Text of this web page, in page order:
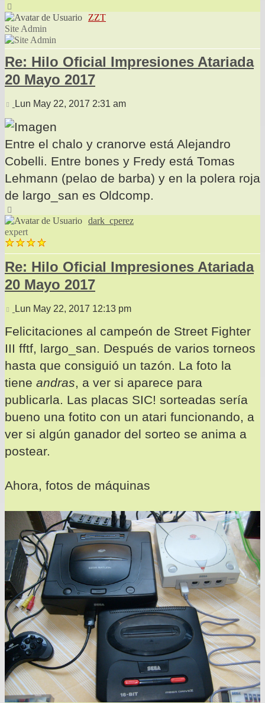
ZZT
Site Admin
Re: Hilo Oficial Impresiones Atariada
20 Mayo 2017
Mensaje
Lun May 22, 2017 2:31 am
Entre el chalo y cranorve está Alejandro
Cobelli. Entre bones y Fredy está Tomas
Lehmann (pelao de barba) y en la polera roja
de largo_san es Oldcomp.
dark_cperez
expert
Re: Hilo Oficial Impresiones Atariada
20 Mayo 2017
Mensaje
Lun May 22, 2017 12:13 pm
Felicitaciones al campeón de Street Fighter
III fftf, largo_san. Después de varios torneos
hasta que consiguió un tazón. La foto la
tiene andras, a ver si aparece para
publicarla. Las placas SIC! sorteadas sería
bueno una fotito con un atari funcionando, a
ver si algún ganador del sorteo se anima a
postear.
Ahora, fotos de máquinas